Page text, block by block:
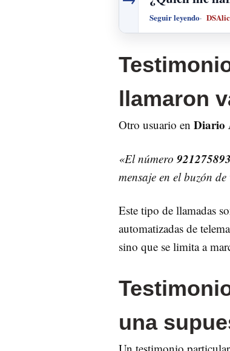
Seguir leyendo
llamaron
Otro usuario en Diario
«El número 921275893
mensaje en el buzón
Este tipo de llamadas
automatizadas de
sino que se limita a
una